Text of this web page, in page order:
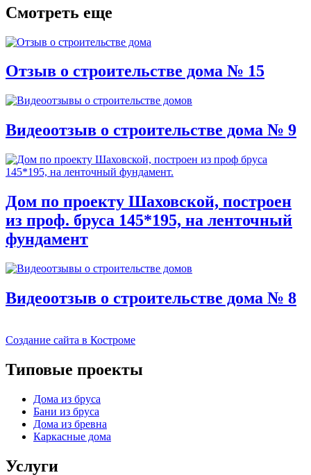
Смотреть еще
Отзыв о строительстве дома № 15
Видеоотзыв о строительстве дома № 9
Дом по проекту Шаховской, построен
из проф. бруса 145*195, на ленточный
фундамент
Видеоотзыв о строительстве дома № 8
Создание сайта в Костроме
Типовые проекты
Дома из бруса
Бани из бруса
Дома из бревна
Каркасные дома
Услуги